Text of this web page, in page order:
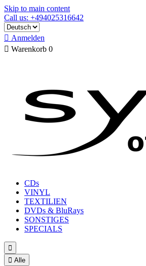
Skip to main content
Call us: +494025316642
 Anmelden
 Warenkorb 0
CDs
VINYL
TEXTILIEN
DVDs & BluRays
SONSTIGES
SPECIALS

 Alle